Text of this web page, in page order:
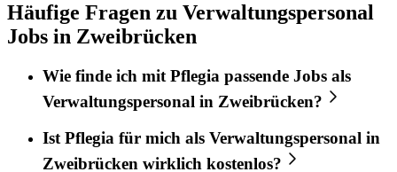
Häufige Fragen zu Verwaltungspersonal
Jobs in Zweibrücken
Wie finde ich mitPflegia passende Jobs als
Verwaltungspersonal in Zweibrücken?
Ist Pflegia für mich als Verwaltungspersonal in
Zweibrücken wirklich kostenlos?